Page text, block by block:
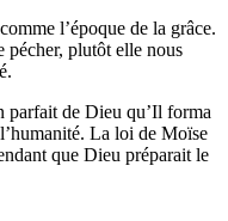
l’époque de la grâce.
pécher, plutôt elle nous
parfait de Dieu qu’Il forma
La loi de Moïse
que Dieu préparait le